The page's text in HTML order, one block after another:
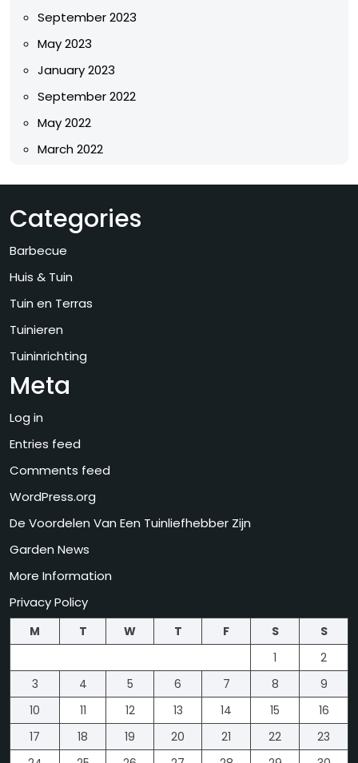
September 2023
May 2023
January 2023
September 2022
May 2022
March 2022
Categories
Barbecue
Huis & Tuin
Tuin en Terras
Tuinieren
Tuininrichting
Meta
Log in
Entries feed
Comments feed
WordPress.org
De Voordelen Van Een Tuinliefhebber Zijn
Garden News
More Information
Privacy Policy
M T W T F S
S
1
2
3
4 5 6 7 8
9
10
11 12 13 14 15
16
17
18 19 20 21 22
23